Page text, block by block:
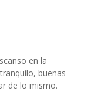
en la
buenas
de lo mismo.